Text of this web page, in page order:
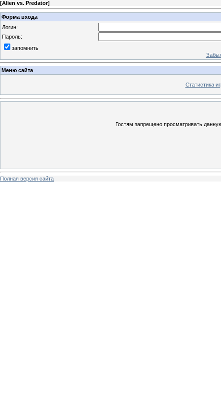
[Alien vs. Predator]
Форма входа
Логин:
Пароль:
запомнить
Меню сайта
Статистика
Гостям запрещено просматривать
Полная версия сайта